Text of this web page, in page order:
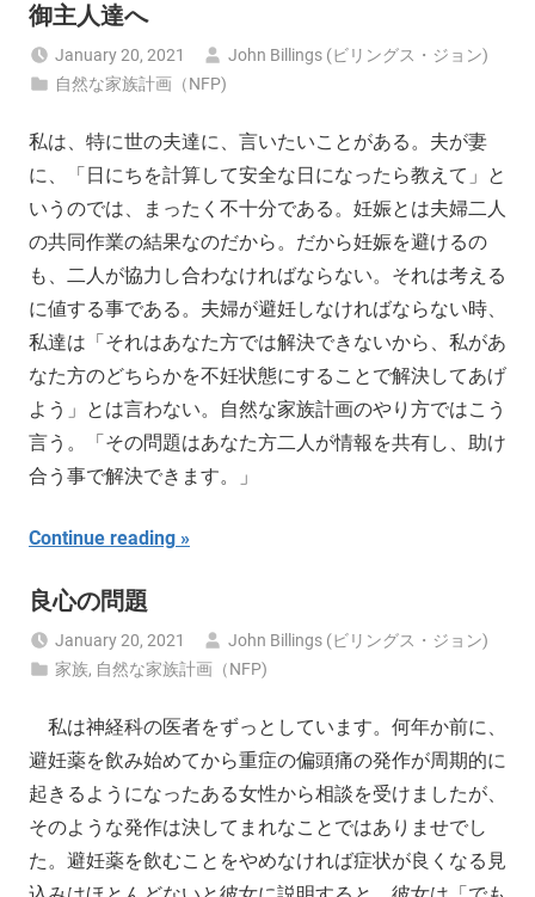
御主人達へ
January 20, 2021
John Billings (ビリングス・ジョン)
自然な家族計画（NFP)
私は、特に世の夫達に、言いたいことがある。夫が妻
に、「日にちを計算して安全な日になったら教えて」と
いうのでは、まったく不十分である。妊娠とは夫婦二人
の共同作業の結果なのだから。だから妊娠を避けるの
も、二人が協力し合わなければならない。それは考える
に値する事である。夫婦が避妊しなければならない時、
私達は「それはあなた方では解決できないから、私があ
なた方のどちらかを不妊状態にすることで解決してあげ
よう」とは言わない。自然な家族計画のやり方ではこう
言う。「その問題はあなた方二人が情報を共有し、助け
合う事で解決できます。」
Continue reading
良心の問題
January 20, 2021
John Billings (ビリングス・ジョン)
家族, 自然な家族計画（NFP)
私は神経科の医者をずっとしています。何年か前に、
避妊薬を飲み始めてから重症の偏頭痛の発作が周期的に
起きるようになったある女性から相談を受けましたが、
そのような発作は決してまれなことではありませでし
た。避妊薬を飲むことをやめなければ症状が良くなる見